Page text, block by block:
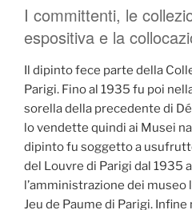
I committenti, le
espositiva e la
Il dipinto fece parte della
Parigi. Fino al 1935 fu poi
sorella della precedente di
lo vendette quindi ai Musei
dipinto fu soggetto a
del Louvre di Parigi dal 1935
l’amministrazione dei museo
Jeu de Paume di Parigi.